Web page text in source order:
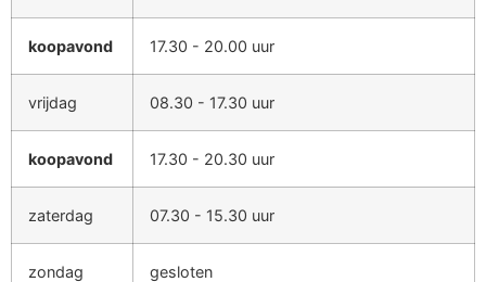
koopavond 17.30 - 20.00 uur
vrijdag 08.30 - 17.30 uur
koopavond 17.30 - 20.30 uur
zaterdag 07.30 - 15.30 uur
zondag gesloten